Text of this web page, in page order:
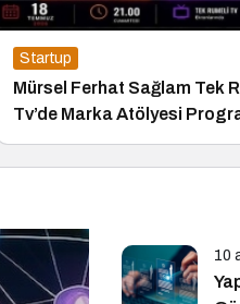
Startup
Mürsel Ferhat Sağlam Tek
Tv’de Marka Atölyesi
Konuk Oldu
10